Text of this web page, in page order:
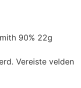
90% 22g
Vereiste velden